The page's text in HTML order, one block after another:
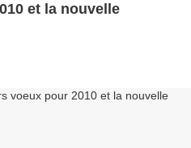
et la nouvelle